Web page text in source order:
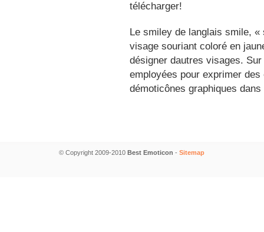
télécharger!
Le smiley de langlais smile,
visage souriant coloré en
désigner dautres visages.
employées pour exprimer
démoticônes graphiques
© Copyright 2009-2010 Best Emoticon - Sitemap